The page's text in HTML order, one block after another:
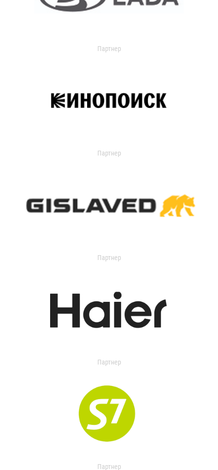
Партнер
Партнер
Партнер
Партнер
Партнер